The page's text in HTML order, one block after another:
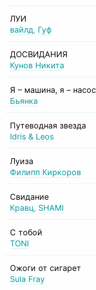
ЛУИ
вайлд, Гуф
ДОСВИДАНИЯ
Кунов Никита
Я – машина, я – насос
Бьянка
Путеводная звезда
Idris & Leos
Луиза
Филипп Киркоров
Свидание
Кравц, SHAMI
С тобой
TONI
Ожоги от сигарет
Sula Fray